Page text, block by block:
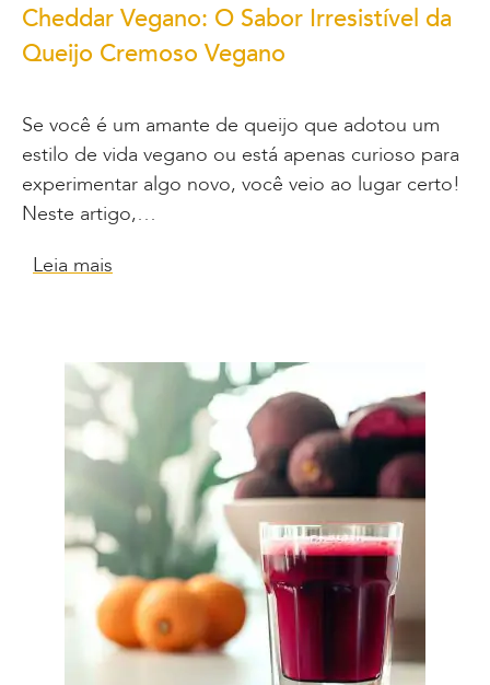
Cheddar Vegano: O Sabor Irresistível da
Queijo Cremoso Vegano
Se você é um amante de queijo que adotou um
estilo de vida vegano ou está apenas curioso para
experimentar algo novo, você veio ao lugar certo!
Neste artigo,…
Leia mais